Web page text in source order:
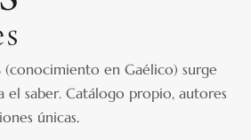
(conocimiento en Gaélico) surge
el saber.Catálogo propio, autores
únicas.